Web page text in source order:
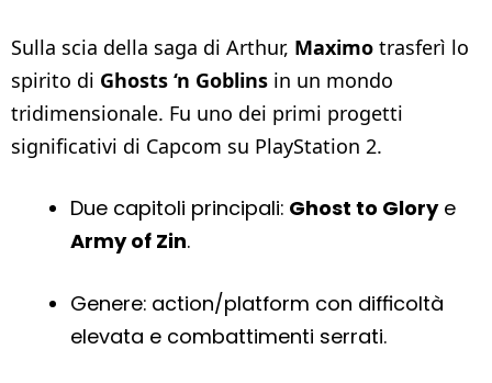
Sulla scia della saga di Arthur, Maximo trasferì lo
spirito di Ghosts ‘n Goblins in un mondo
tridimensionale. Fu uno dei primi progetti
significativi di Capcom su PlayStation 2.
Due capitoli principali: Ghost to Glorye
Army of Zin.
Genere: action/platform con difficoltà
elevata e combattimenti serrati.